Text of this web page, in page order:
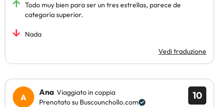
Todo muy bien para ser un tres estrellas, parece de
categoría superior.
Nada
Vedi traduzione
10
Ana Viaggiato in coppia
Prenotato su Buscounchollo.com